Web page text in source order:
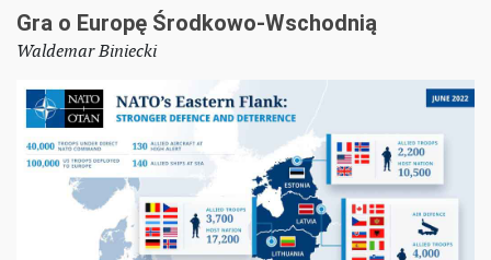
Gra o Europę Środkowo-Wschodnią
Waldemar Biniecki